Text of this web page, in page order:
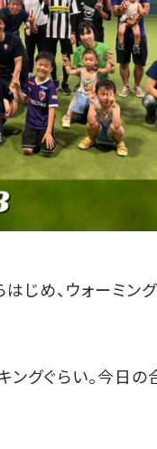
じめ、ウォーミン
ングぐらい。今日